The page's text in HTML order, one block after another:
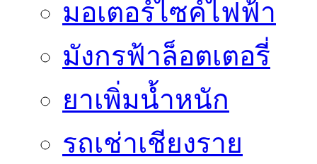
มอเตอร์ไซค์ไฟฟ้า
มังกรฟ้าล็อตเตอรี่
ยาเพิ่มน้ำหนัก
รถเช่าเชียงราย